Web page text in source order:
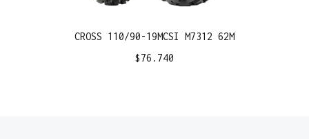
CROSS 110/90-19MCSI M7312 62M
$76.740